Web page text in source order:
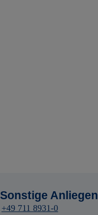
Sonstige Anliegen
+49 711 8931-0